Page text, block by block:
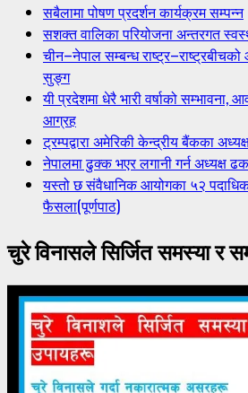
सबैलामा पोषण प्रदर्शन कार्यक्रम सम्पन्न
सशक्त वालिका परियोजना अन्तरगत
चीन–नेपाल सम्बन्ध
सुङ्ग
यी प्रदेशमा धेरै भारी वर्षाको
आग्रह
ट्रम्पद्वारा अमेरिकी केन्द्रीय बैंकका
नेपालमा ढुक्क भएर लगानी गर्न अध्यक्ष
यस्तो छ संवैधानिक आयोगका ५२
फैसला(पूर्णपाठ)
चुरे विनासले सिर्जित समस्या र